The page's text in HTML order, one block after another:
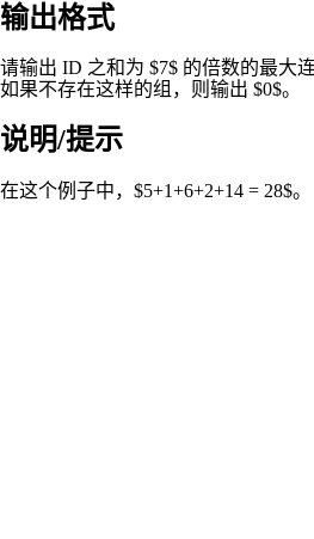
输出格式
请输出 ID 之和为 $7$ 的倍数的最大
如果不存在这样的组，则输出 $0$。
说明/提示
在这个例子中，$5+1+6+2+14 = 28$。